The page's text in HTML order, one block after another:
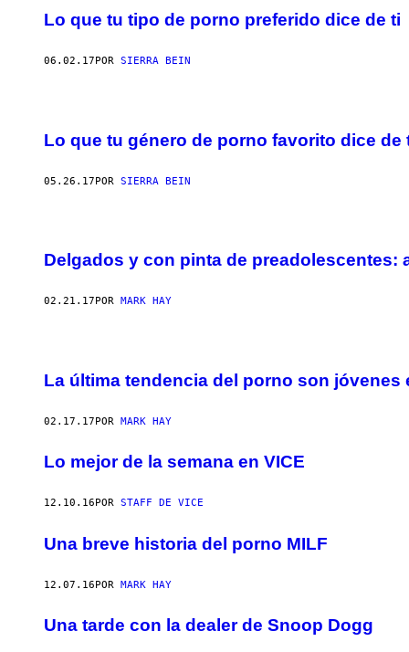
Lo que tu tipo de porno preferido dice de ti
06.02.17 POR SIERRA BEIN
Lo que tu género de porno favorito dice de
05.26.17POR SIERRA BEIN
Delgados y con pinta de
02.21.17 POR MARK HAY
La última tendencia del porno son
02.17.17POR MARK HAY
Lo mejor de la semana en VICE
12.10.16 POR STAFF DE VICE
Una breve historia del porno MILF
12.07.16POR MARK HAY
Una tarde con la dealer de Snoop Dogg